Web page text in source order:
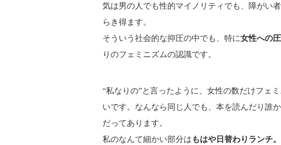
気は男の人でも性的マイノリティでも、障がい
らき得ます。
そういう社会的な抑圧の中でも、特に女性への
りのフェミニズムの認識です。
“私なりの”と言ったように、女性の数だけフェ
いです。なんなら同じ人でも、本を読んだり誰
だってあります。
私のなんて細かい部分は もはや日替わりランチ。